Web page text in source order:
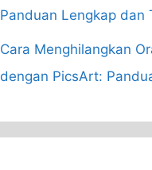
Panduan Lengkap dan
Cara Menghilangkan
dengan PicsArt: